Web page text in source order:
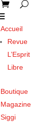
Accueil
Revue
L’Esprit
Libre
Boutique
Magazine
Siggi